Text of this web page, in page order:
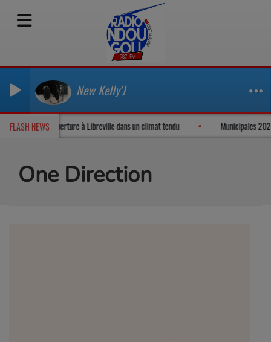
New Kelly'J
FLASH NEWS
Sylvia et Noureddin Bongo : ouverture à Libreville dans un climat tendu
One Direction